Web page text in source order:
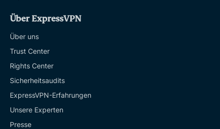
Über ExpressVPN
Über uns
Trust Center
Rights Center
Sicherheitsaudits
ExpressVPN-Erfahrungen
Unsere Experten
Presse